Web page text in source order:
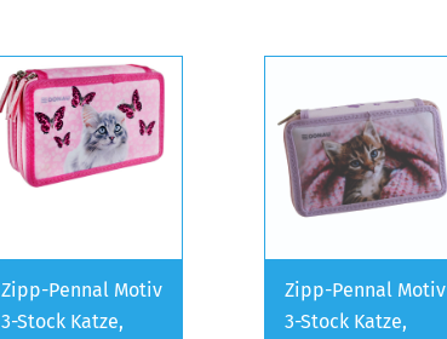
Zipp-Pennal Motiv
3-Stock Katze,
Zipp-Pennal Motiv
3-Stock Katze,